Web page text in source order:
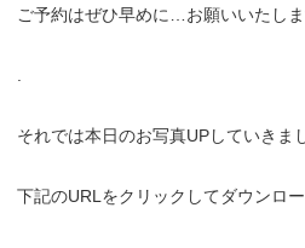
ご予約はぜひ早めに…お願いいたし
それでは本日のお写真UPしていきま
下記のURLをクリックしてダウンロー